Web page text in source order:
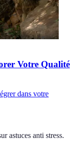
Votre Qualité
dans votre
astuces anti stress.